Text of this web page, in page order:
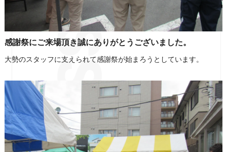
感謝祭にご来場頂き誠にありがとうございました。
大勢のスタッフに支えられて感謝祭が始まろうとしています。